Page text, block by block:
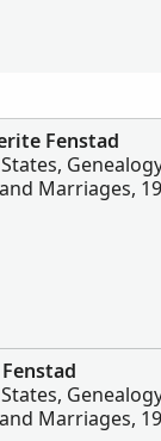
Fenstad
Marriages,
Marriages,